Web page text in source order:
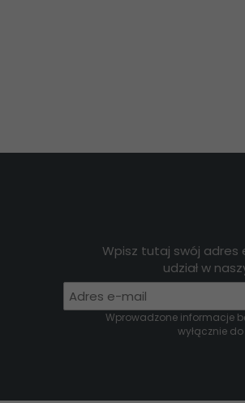
Wpisz tutaj swój adres
udział w
Wprowadzone informacje
wyłącznie